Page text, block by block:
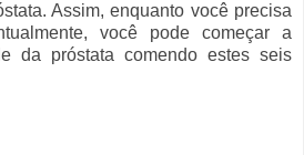
Assim, enquanto você precisa
você pode começar a
da próstata comendo estes seis